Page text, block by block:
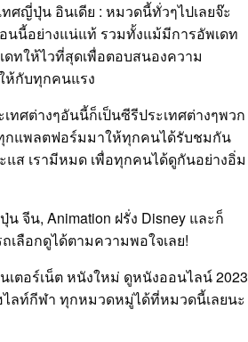
ศญี่ปุ่น อินเดีย : หมวดนี้ทั่วๆไปเลยจ๊ะ
นนี้อย่างแน่แท้ รวมทั้งแม้มีการอัพเดท
ดทให้ไวที่สุดเพื่อตอบสนองความ
ห้กับทุกคนแรง
ทศต่างๆอันนี้ก็เป็นซีรีประเทศต่างๆพวก
ทุกแพลตฟอร์มมาให้ทุกคนได้รับชมกัน
แส เรามีหมด เพื่อทุกคนได้ดูกันอย่างอิ่ม
จีน, Animation ฝรั่ง Disney และก็
ลือกดูได้ตามความพอใจเลย!
ตอร์เน็ต หนังใหม่ ดูหนังออนไลน์ 2023
ไลท์กีฬา ทุกหมวดหมู่ได้ที่หมวดนี้เลยนะ